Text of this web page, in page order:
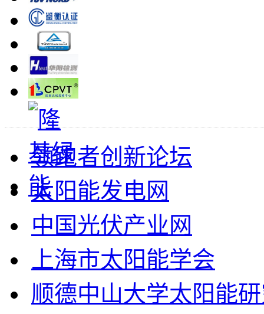
领跑者创新论坛
太阳能发电网
中国光伏产业网
上海市太阳能学会
顺德中山大学太阳能